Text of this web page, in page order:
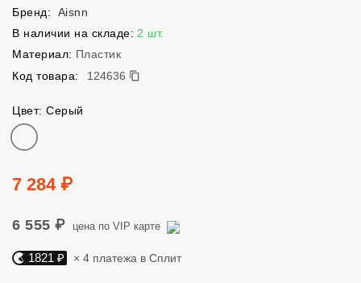
Бренд:
Aisnn
В наличии на складе: 2 шт.
Материал: Пластик
Код товара:
124636
124636
Цвет: Серый
Цвет
Цена
7 284 ₽
6 555 ₽ цена по VIP карте
Яндекс Сплит. 1821 руб, 4 платежа в Сплит
1821 ₽ × 4 платежа в Сплит